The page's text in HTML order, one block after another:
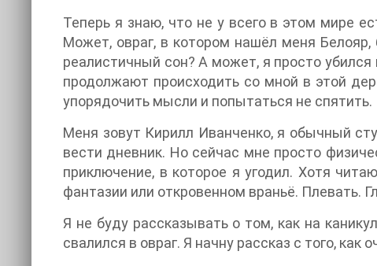
Теперь я знаю, что не у всего в этом мире
Может, овраг, в котором нашёл меня
реалистичный сон? А может, я просто
продолжают происходить со мной в этой
упорядочить мысли и попытаться не спятить.
Меня зовут Кирилл Иванченко, я обычный
вести дневник. Но сейчас мне просто
приключение, в которое я угодил. Хотя
фантазии или откровенном враньё. Плевать.
Я не буду рассказывать о том, как на
свалился в овраг. Я начну рассказ с того,